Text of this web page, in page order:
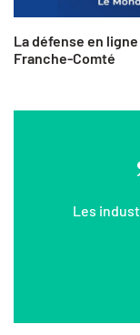
La défense en
Franche-Comté
Les